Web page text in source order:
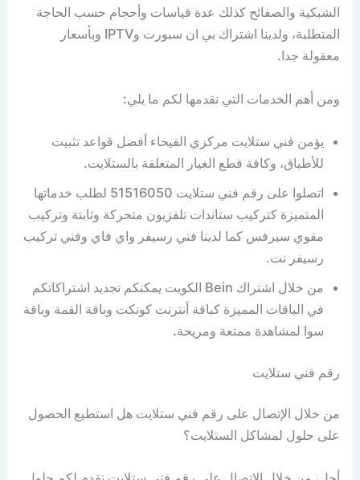
الشبكية والصفائح كذلك عدة قياسات وأحجام حسب الحاجة
المتطلبة، ولدينا اشتراك بي ان سبورت وIPTV وبأسعار
معقولة جدا.
ومن أهم الخدمات التي نقدمها لكم ما يلي:
يؤمن فني ستلايت مركزي الفيحاء أفضل قواعد تثبيت
للأطباق، وكافة قطع الغيار المتعلقة بالستلايت.
اتصلوا على رقم فني ستلايت 51516050 لطلب خدماتها
المتميزة كتركيب ستاندات تلفزيون متحركة وثابتة وتركيب
مقوي سيرفس كما لدينا فني رسيفر واي فاي وفني تركيب
رسيفر نت.
من خلال اشتراك Bein الكويت يمكنكم تجديد اشتراكاتكم
في الباقات المميزة كباقة أنترنت كونكت وباقة القمة وباقة
سوا لمشاهدة ممتعة ومريحة.
رقم فني ستلايت
من خلال الإتصال على رقم فني ستلايت هل استطيع الحصول
على حلول لمشاكل الستلايت؟